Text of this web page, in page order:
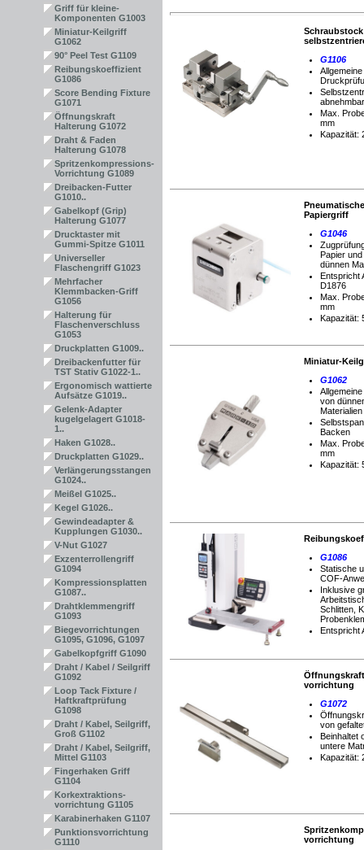
Griff für kleine-
Komponenten G1003
Miniatur-Keilgriff
G1062
90° Peel Test G1109
Reibungskoeffizient
G1086
Score Bending Fixture
G1071
Öffnungskraft
Halterung G1072
Draht & Faden
Halterung G1078
Spritzenkompressions-
Vorrichtung G1089
Dreibacken-Futter
G1010..
Gabelkopf (Grip)
Halterung G1077
Drucktaster mit
Gummi-Spitze G1011
Universeller
Flaschengriff G1023
Mehrfacher
Klemmbacken-Griff
G1056
Halterung für
Flaschenverschluss
G1053
Druckplatten G1009..
Dreibackenfutter für
TST Stativ G1022-1..
Ergonomisch wattierte
Aufsätze G1019..
Gelenk-Adapter
kugelgelagert G1018-
1..
Haken G1028..
Druckplatten G1029..
Verlängerungsstangen
G1024..
Meißel G1025..
Kegel G1026..
Gewindeadapter &
Kupplungen G1030..
V-Nut G1027
Exzenterrollengriff
G1094
Kompressionsplatten
G1087..
Drahtklemmengriff
G1093
Biegevorrichtungen
G1095, G1096, G1097
Gabelkopfgriff G1090
Draht / Kabel / Seilgriff
G1092
Loop Tack Fixture /
Haftkraftprüfung
G1098
Draht / Kabel, Seilgriff,
Groß G1102
Draht / Kabel, Seilgriff,
Mittel G1103
Fingerhaken Griff
G1104
Korkextraktions-
vorrichtung G1105
Karabinerhaken G1107
Punktionsvorrichtung
G1110
S
G1106
Max.
mm
Kapazität:
Papiergriff
G1046
Papier
dünnen
Entspricht
D1876
Max.
mm
Kapazität:
Miniatur-
G1062
von
Materialien
Backen
Max.
mm
Kapazität:
G1086
Statische
COF-
Inklusive
Schlitten,
Entspricht
vorrichtung
G1072
von
Beinhaltet
untere
Kapazität:
vorrichtung